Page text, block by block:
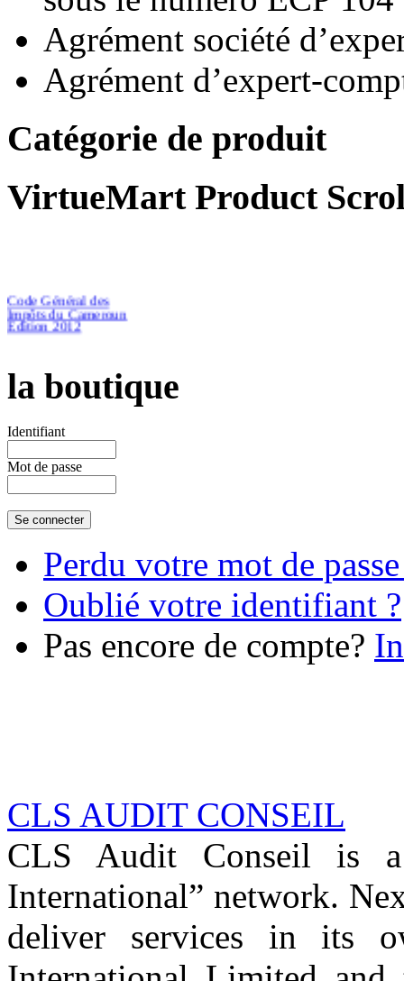
Agrément société
Agrément d’expert-
Catégorie de produit
VirtueMart Product
Code Général des
Impôts du Cameroun
Edition 2012
€46.51
la boutique
Identifiant
Mot de passe
Perdu votre mot de
Oublié votre identifiant ?
Pas encore de compte?
CLS AUDIT CONSEIL
CLS Audit Conseil is
International” network.
deliver services in its